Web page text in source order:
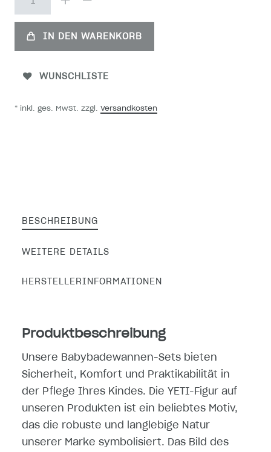
IN DEN WARENKORB
WUNSCHLISTE
* inkl. ges. MwSt. zzgl. Versandkosten
BESCHREIBUNG
WEITERE DETAILS
HERSTELLERINFORMATIONEN
Produktbeschreibung
Unsere Babybadewannen-Sets bieten
Sicherheit, Komfort und Praktikabilität in
der Pflege Ihres Kindes. Die YETI-Figur auf
unseren Produkten ist ein beliebtes Motiv,
das die robuste und langlebige Natur
unserer Marke symbolisiert. Das Bild des